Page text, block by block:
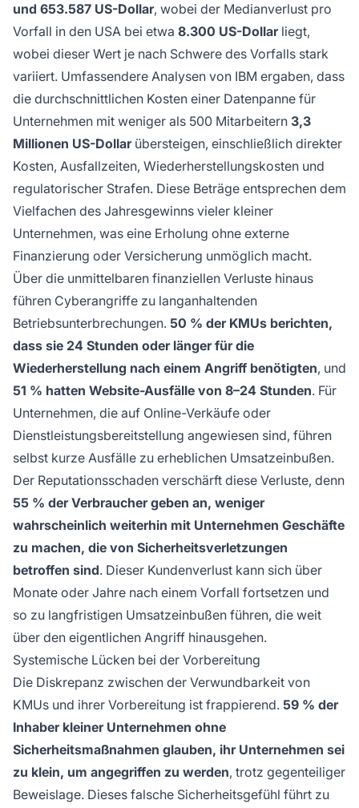
und 653.587 US-Dollar, wobei der Medianverlust pro
Vorfall in den USA bei etwa 8.300 US-Dollarliegt,
wobei dieser Wert je nach Schwere des Vorfalls stark
variiert. Umfassendere Analysen von IBM ergaben, dass
die durchschnittlichen Kosten einer Datenpanne für
Unternehmen mit weniger als 500 Mitarbeitern 3,3
Millionen US-Dollarübersteigen, einschließlich direkter
Kosten, Ausfallzeiten, Wiederherstellungskosten und
regulatorischer Strafen. Diese Beträge entsprechen dem
Vielfachen des Jahresgewinns vieler kleiner
Unternehmen, was eine Erholung ohne externe
Finanzierung oder Versicherung unmöglich macht.
Über die unmittelbaren finanziellen Verluste hinaus
führen Cyberangriffe zu langanhaltenden
Betriebsunterbrechungen. 50 % der KMUs berichten,
dass sie 24 Stunden oder länger für die
Wiederherstellung nach einem Angriff benötigten, und
51 % hatten Website-Ausfälle von 8–24 Stunden. Für
Unternehmen, die auf Online-Verkäufe oder
Dienstleistungsbereitstellung angewiesen sind, führen
selbst kurze Ausfälle zu erheblichen Umsatzeinbußen.
Der Reputationsschaden verschärft diese Verluste, denn
55 % der Verbraucher geben an, weniger
wahrscheinlich weiterhin mit Unternehmen Geschäfte
zu machen, die von Sicherheitsverletzungen
betroffen sind. Dieser Kundenverlust kann sich über
Monate oder Jahre nach einem Vorfall fortsetzen und
so zu langfristigen Umsatzeinbußen führen, die weit
über den eigentlichen Angriff hinausgehen.
Systemische Lücken bei der Vorbereitung
Die Diskrepanz zwischen der Verwundbarkeit von
KMUs und ihrer Vorbereitung ist frappierend. 59 % der
Inhaber kleiner Unternehmen ohne
Sicherheitsmaßnahmen glauben, ihr Unternehmen sei
zu klein, um angegriffen zu werden, trotz gegenteiliger
Beweislage. Dieses falsche Sicherheitsgefühl führt zu